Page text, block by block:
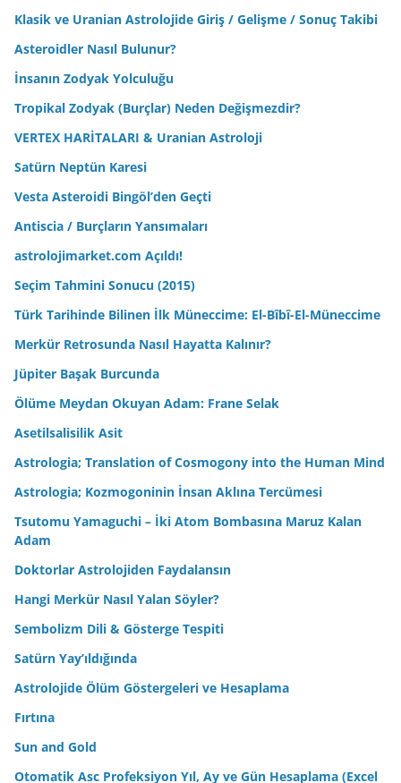
Klasik ve Uranian Astrolojide Giriş / Gelişme / Sonuç Takibi
Asteroidler Nasıl Bulunur?
İnsanın Zodyak Yolculuğu
Tropikal Zodyak (Burçlar) Neden Değişmezdir?
VERTEX HARİTALARI & Uranian Astroloji
Satürn Neptün Karesi
Vesta Asteroidi Bingöl’den Geçti
Antiscia / Burçların Yansımaları
astrolojimarket.com Açıldı!
Seçim Tahmini Sonucu (2015)
Türk Tarihinde Bilinen İlk Müneccime: El-Bîbî-El-Müneccime
Merkür Retrosunda Nasıl Hayatta Kalınır?
Jüpiter Başak Burcunda
Ölüme Meydan Okuyan Adam: Frane Selak
Asetilsalisilik Asit
Astrologia; Translation of Cosmogony into the Human Mind
Astrologia; Kozmogoninin İnsan Aklına Tercümesi
Tsutomu Yamaguchi – İki Atom Bombasına Maruz Kalan
Adam
Doktorlar Astrolojiden Faydalansın
Hangi Merkür Nasıl Yalan Söyler?
Sembolizm Dili & Gösterge Tespiti
Satürn Yay’ıldığında
Astrolojide Ölüm Göstergeleri ve Hesaplama
Fırtına
Sun and Gold
Otomatik Asc Profeksiyon Yıl, Ay ve Gün Hesaplama (Excel